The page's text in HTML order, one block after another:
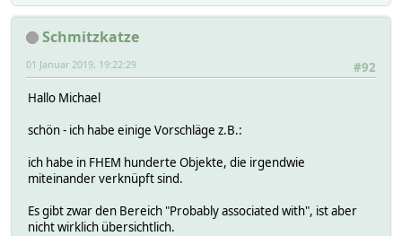
Schmitzkatze
#92
01 Januar 2019, 19:22:29
Hallo Michael
schön - ich habe einige Vorschläge z.B.:
ich habe in FHEM hunderte Objekte, die irgendwie
miteinander verknüpft sind.
Es gibt zwar den Bereich "Probably associated with", ist aber
nicht wirklich übersichtlich.